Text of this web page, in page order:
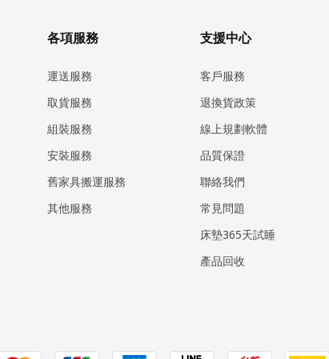
各項服務
運送服務
取貨服務
組裝服務
安裝服務
​舊家具搬運服務
其他服務
支援中心
客戶服務
退換貨政策
線上規劃軟體
品質保證
聯絡我們
常見問題
床墊365天試睡
產品回收